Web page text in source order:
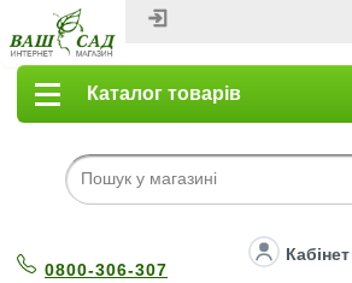
Каталог товарів
0800-306-307
Кабінет